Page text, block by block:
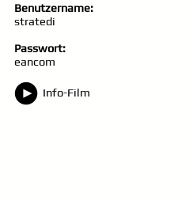
Benutzername:
stratedi
Passwort:
eancom
Info-Film